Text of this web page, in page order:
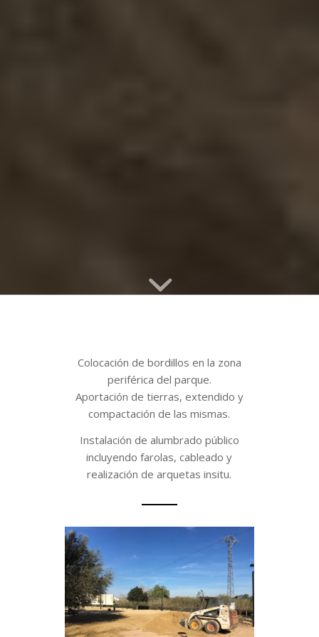
Colocación de bordillos en la zona
periférica del parque.
Aportación de tierras, extendido y
compactación de las mismas.
Instalación de alumbrado público
incluyendo farolas, cableado y
realización de arquetas insitu.